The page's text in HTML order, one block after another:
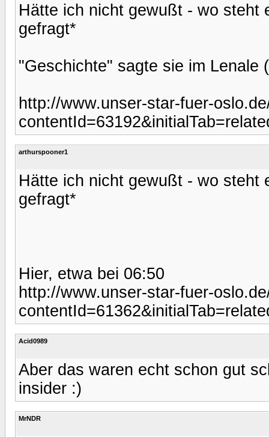
Hätte ich nicht gewußt - wo steht
gefragt*
"Geschichte" sagte sie im Lenale
http://www.unser-star-fuer-
arthurspooner1
Hätte ich nicht gewußt - wo steht
gefragt*
Hier, etwa bei 06:50
http://www.unser-star-fuer-
Acid0989
Aber das waren echt schon gut
insider :)
MrNDR